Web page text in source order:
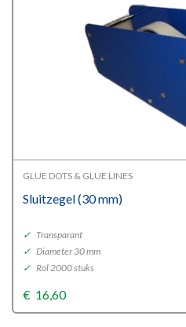
GLUE DOTS & GLUE LINES
Sluitzegel (30 mm)
✓ Transparant
✓ Diameter 30 mm
✓ Rol 2000 stuks
€ 16,60